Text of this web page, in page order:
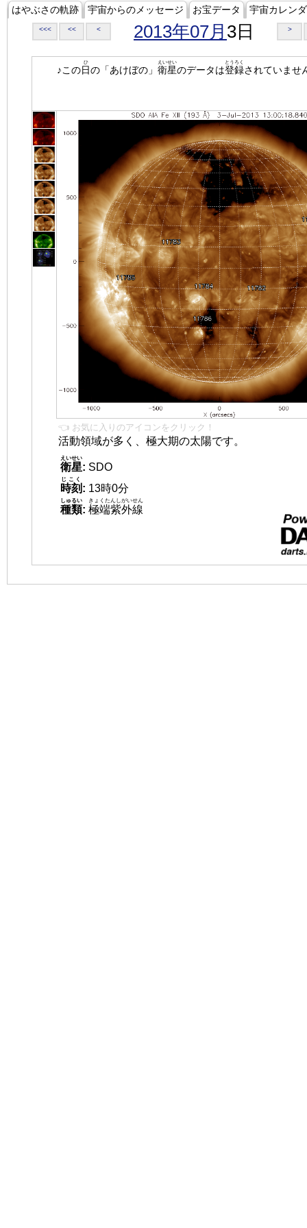
はやぶさの軌跡 宇宙からのメッセージ お宝データ 宇宙カレン
<<< << < 2013年07月 3日 >
♪この日
ひ
の「あけぼの」 衛星
えいせい
のデータは登録
とうろく
されていませ
👈 お気に入りのアイコンをクリック！
活動領域が多く、極大期の太陽です。
衛星
えいせい
: SDO
時刻
じこく
: 13時0分
種類
しゅるい
: 極端紫外線
きょくたんしがいせん